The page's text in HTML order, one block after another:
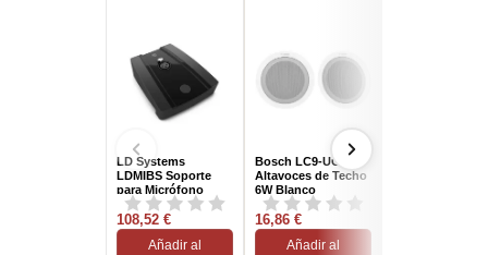
LD Systems
LDMIBS Soporte
para Micrófono
Negro
108,52 €
Añadir al
Bosch LC9-UC06
Altavoces de Techo
6W Blanco
16,86 €
Añadir al